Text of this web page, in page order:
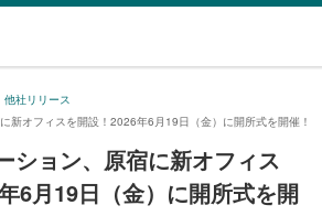
他社リリース
新オフィスを開設！2026年6月19日（金）に開所式を開催！
ション、原宿に新オフィス
6月19日（金）に開所式を開